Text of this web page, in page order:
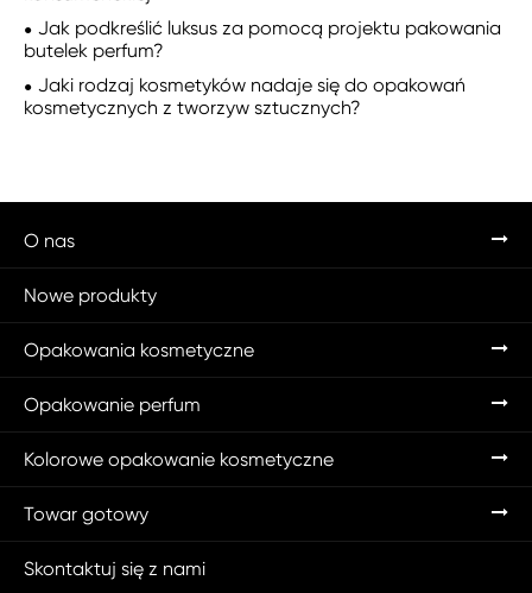
Jak podkreślić luksus za pomocą projektu pakowania
butelek perfum?
Jaki rodzaj kosmetyków nadaje się do opakowań
kosmetycznych z tworzyw sztucznych?
O nas
Nowe produkty
Opakowania kosmetyczne
Opakowanie perfum
Kolorowe opakowanie kosmetyczne
Towar gotowy
Skontaktuj się z nami